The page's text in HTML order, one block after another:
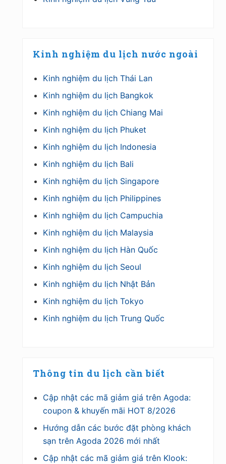
Kinh nghiệm du lịch nước ngoài
Kinh nghiệm du lịch Thái Lan
Kinh nghiệm du lịch Bangkok
Kinh nghiệm du lịch Chiang Mai
Kinh nghiệm du lịch Phuket
Kinh nghiệm du lịch Indonesia
Kinh nghiệm du lịch Bali
Kinh nghiệm du lịch Singapore
Kinh nghiệm du lịch Philippines
Kinh nghiệm du lịch Campuchia
Kinh nghiệm du lịch Malaysia
Kinh nghiệm du lịch Hàn Quốc
Kinh nghiệm du lịch Seoul
Kinh nghiệm du lịch Nhật Bản
Kinh nghiệm du lịch Tokyo
Kinh nghiệm du lịch Trung Quốc
Thông tin du lịch cần biết
Cập nhật các mã giảm giá trên Agoda:
coupon & khuyến mãi HOT 8/2026
Hướng dẫn các bước đặt phòng khách
sạn trên Agoda 2026 mới nhất
Cập nhật các mã giảm giá trên Klook: